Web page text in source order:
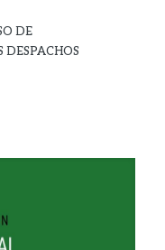
DE
DESPACHOS